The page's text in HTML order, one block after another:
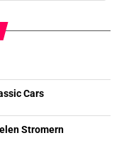
Cars
Stromern